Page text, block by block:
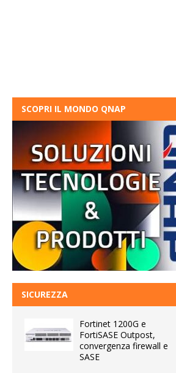
SCOPRI IL MONDO QNAP
SICUREZZA
Fortinet 1200G e
FortiSASE Outpost,
convergenza firewall e
SASE